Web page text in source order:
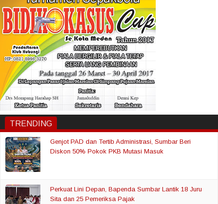
TRENDING
Genjot PAD dan Tertib Administrasi, Sumbar Beri
Diskon 50% Pokok PKB Mutasi Masuk
Perkuat Lini Depan, Bapenda Sumbar Lantik 18 Juru
Sita dan 25 Pemeriksa Pajak